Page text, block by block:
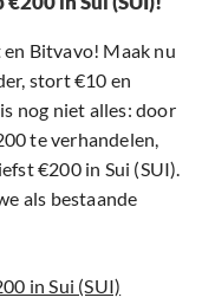
Bitvavo! Maak nu
stort €10 en
nog niet alles: door
te verhandelen,
€200 in Sui (SUI).
als bestaande
in Sui (SUI)